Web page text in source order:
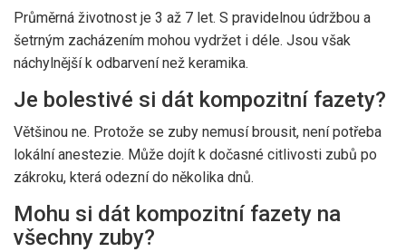
Průměrná životnost je 3 až 7 let. S pravidelnou údržbou a
šetrným zacházením mohou vydržet i déle. Jsou však
náchylnější k odbarvení než keramika.
Je bolestivé si dát kompozitní fazety?
Většinou ne. Protože se zuby nemusí brousit, není potřeba
lokální anestezie. Může dojít k dočasné citlivosti zubů po
zákroku, která odezní do několika dnů.
Mohu si dát kompozitní fazety na
všechny zuby?